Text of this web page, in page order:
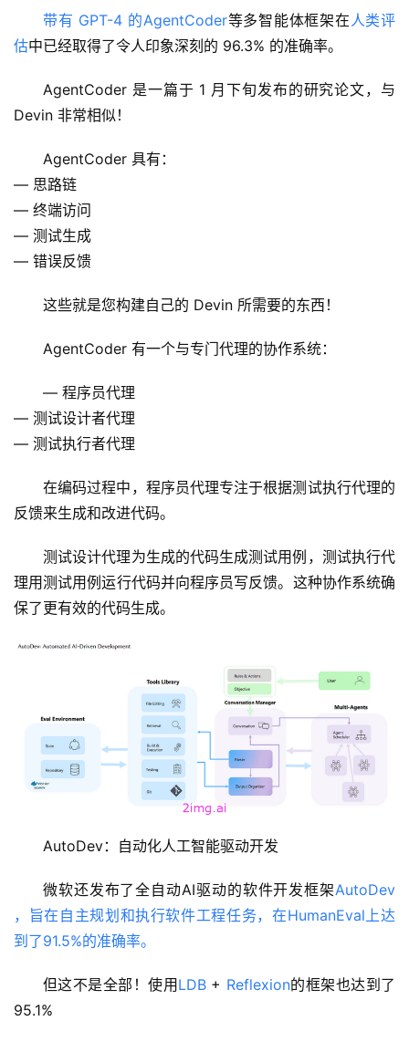
带有 GPT-4 的AgentCoder等多智能体框架在人类评
估中已经取得了令人印象深刻的 96.3% 的准确率。
AgentCoder 是一篇于 1 月下旬发布的研究论文，与
Devin 非常相似！
AgentCoder 具有：
— 思路链
— 终端访问
— 测试生成
— 错误反馈
这些就是您构建自己的 Devin 所需要的东西！
AgentCoder 有一个与专门代理的协作系统：
— 程序员代理
— 测试设计者代理
— 测试执行者代理
在编码过程中，程序员代理专注于根据测试执行代理的
反馈来生成和改进代码。
测试设计代理为生成的代码生成测试用例，测试执行代
理用测试用例运行代码并向程序员写反馈。这种协作系统确
保了更有效的代码生成。
AutoDev：自动化人工智能驱动开发
微软还发布了全自动AI驱动的软件开发框架AutoDev
，旨在自主规划和执行软件工程任务，在HumanEval上达
到了91.5%的准确率。
但这不是全部！使用LDB + Reflexion的框架也达到了
95.1%